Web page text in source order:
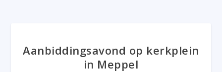
Aanbiddingsavond op kerkplein
in Meppel